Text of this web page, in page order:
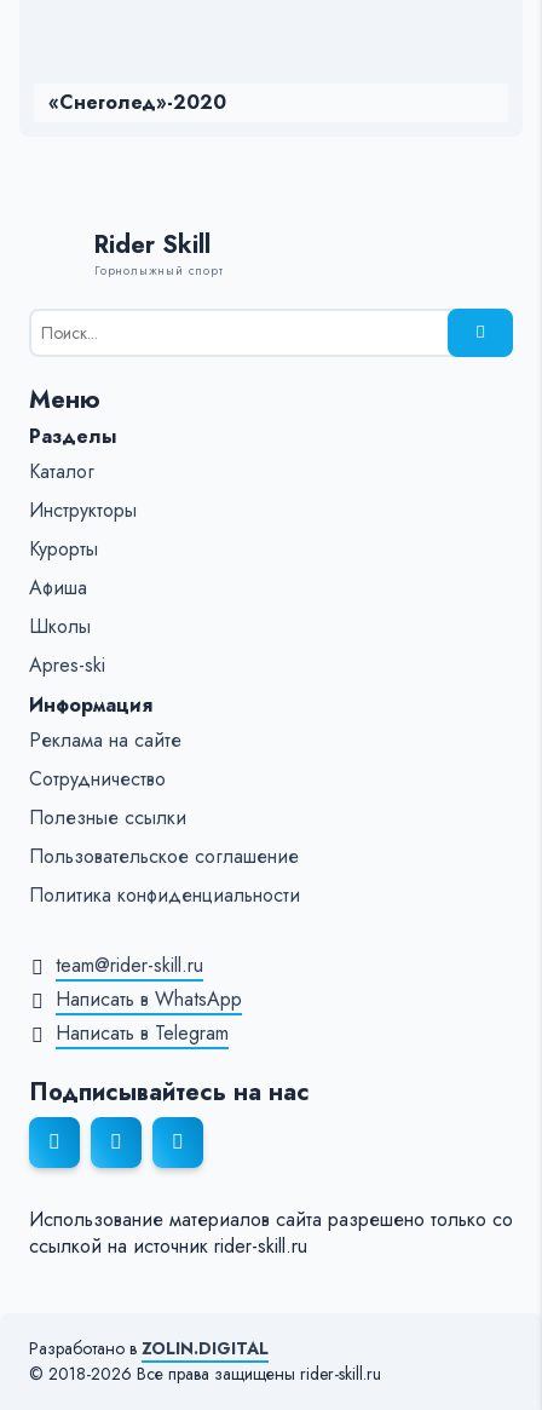
«Снеголед»-2020
Rider Skill
Горнолыжный спорт
Результаты
поиска
%s:
Меню
Разделы
Каталог
Инструкторы
Курорты
Афиша
Школы
Apres-ski
Информация
Реклама на сайте
Сотрудничество
Полезные ссылки
Пользовательское соглашение
Политика конфиденциальности
team@rider-skill.ru
Написать в WhatsApp
Написать в Telegram
Подписывайтесь на нас
Использование материалов сайта разрешено только со
ссылкой на источник rider-skill.ru
Разработано в ZOLIN.DIGITAL
© 2018-2026 Все права защищены rider-skill.ru